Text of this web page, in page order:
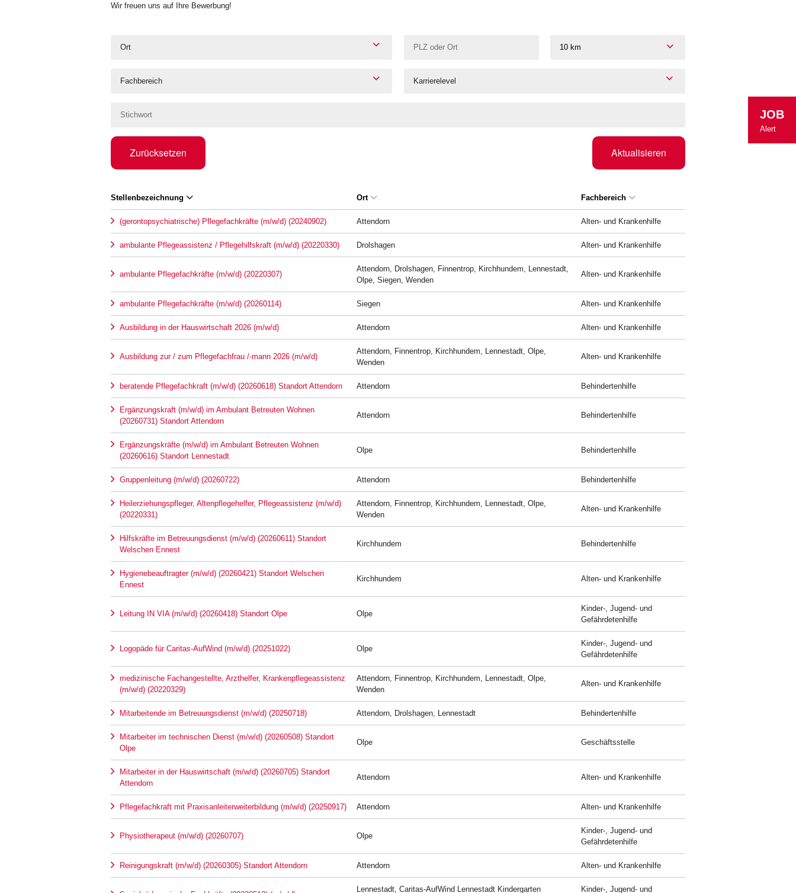
Wir freuen uns auf Ihre Bewerbung!
Ort 10 km
Fachbereich Karrierelevel
Zurücksetzen Aktualisieren
Stellenbezeichnung Ort Fachbereich
(gerontopsychiatrische) Pflegefachkräfte (m/w/d) (20240902) Attendorn Alten- und Krankenhilfe
ambulante Pflegeassistenz / Pflegehilfskraft (m/w/d) (20220330) Drolshagen Alten- und Krankenhilfe
ambulante Pflegefachkräfte (m/w/d) (20220307)
Attendorn, Drolshagen, Finnentrop, Kirchhundem, Lennestadt,
Olpe, Siegen, Wenden
Alten- und Krankenhilfe
ambulante Pflegefachkräfte (m/w/d) (20260114) Siegen Alten- und Krankenhilfe
Ausbildung in der Hauswirtschaft 2026 (m/w/d) Attendorn Alten- und Krankenhilfe
Ausbildung zur / zum Pflegefachfrau /-mann 2026 (m/w/d)
Attendorn, Finnentrop, Kirchhundem, Lennestadt, Olpe,
Wenden
Alten- und Krankenhilfe
beratende Pflegefachkraft (m/w/d) (20260618) Standort Attendorn Attendorn Behindertenhilfe
Ergänzungskraft (m/w/d) im Ambulant Betreuten Wohnen
(20260731) Standort Attendorn
Attendorn Behindertenhilfe
Ergänzungskräfte (m/w/d) im Ambulant Betreuten Wohnen
(20260616) Standort Lennestadt
Olpe Behindertenhilfe
Gruppenleitung (m/w/d) (20260722) Attendorn Behindertenhilfe
Heilerziehungspfleger, Altenpflegehelfer, Pflegeassistenz (m/w/d)
(20220331)
Attendorn, Finnentrop, Kirchhundem, Lennestadt, Olpe,
Wenden
Alten- und Krankenhilfe
Hilfskräfte im Betreuungsdienst (m/w/d) (20260611) Standort
Welschen Ennest
Kirchhundem Behindertenhilfe
Hygienebeauftragter (m/w/d) (20260421) Standort Welschen
Ennest
Kirchhundem Alten- und Krankenhilfe
Leitung IN VIA (m/w/d) (20260418) Standort Olpe Olpe
Kinder-, Jugend- und
Gefährdetenhilfe
Logopäde für Caritas-AufWind (m/w/d) (20251022) Olpe
Kinder-, Jugend- und
Gefährdetenhilfe
medizinische Fachangestellte, Arzthelfer, Krankenpflegeassistenz
(m/w/d) (20220329)
Attendorn, Finnentrop, Kirchhundem, Lennestadt, Olpe,
Wenden
Alten- und Krankenhilfe
Mitarbeitende im Betreuungsdienst (m/w/d) (20250718) Attendorn, Drolshagen, Lennestadt Behindertenhilfe
Mitarbeiter im technischen Dienst (m/w/d) (20260508) Standort
Olpe
Olpe Geschäftsstelle
Mitarbeiter in der Hauswirtschaft (m/w/d) (20260705) Standort
Attendorn
Attendorn Alten- und Krankenhilfe
Pflegefachkraft mit Praxisanleiterweiterbildung (m/w/d) (20250917) Attendorn Alten- und Krankenhilfe
Physiotherapeut (m/w/d) (20260707) Olpe
Kinder-, Jugend- und
Gefährdetenhilfe
Reinigungskraft (m/w/d) (20260305) Standort Attendorn Attendorn Alten- und Krankenhilfe
Lennestadt, Caritas-AufWind Lennestadt Kindergarten Kinder-, Jugend- und
JOB
Alert